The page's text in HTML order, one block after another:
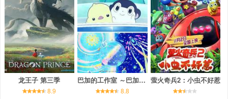
龙王子 第三季
8.9
巴加的工作室 ～巴加看见的海～
8.8
萤火奇兵2：小虫不好惹